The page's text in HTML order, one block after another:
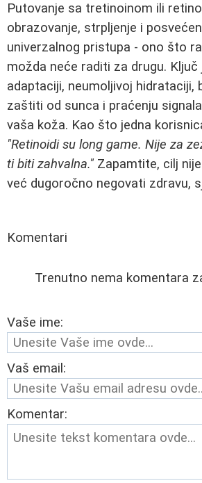
Putovanje sa tretinoinom ili
obrazovanje, strpljenje i
univerzalnog pristupa - ono što
možda neće raditi za drugu. Ključ
adaptaciji, neumoljivoj hidrataciji,
zaštiti od sunca i praćenju
vaša koža. Kao što jedna
"Retinoidi su long game. Nije za
ti biti zahvalna." Zapamtite, cilj
već dugoročno negovati zdravu,
Komentari
Trenutno nema komentara
Vaše ime:
Vaš email:
Komentar: